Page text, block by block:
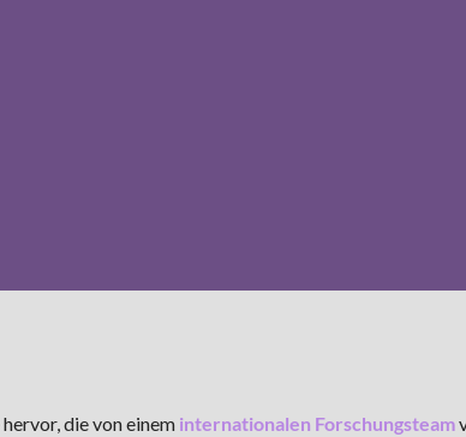
die von einem internationalen Forschungsteam